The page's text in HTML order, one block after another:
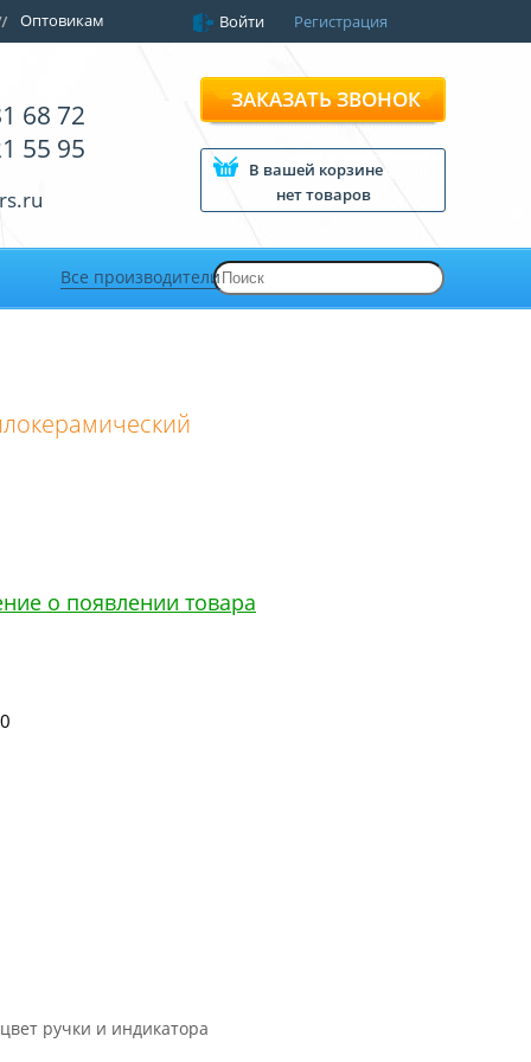
Оптовикам Войти Регистрация
68 72
55 95
ЗАКАЗАТЬ ЗВОНОК
В вашей корзине
нет товаров
Все производители
о появлении товара
ручки и индикатора